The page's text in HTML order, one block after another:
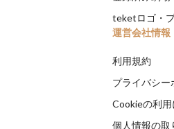
teketロゴ・
運営会社情報
利用規約
プライバシー
Cookieの利
個人情報の取